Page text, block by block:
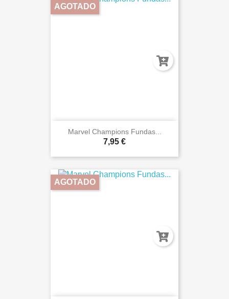
Marvel Champions Fundas...
7,95 €
AGOTADO
AGOTADO